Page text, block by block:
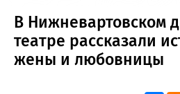
В Нижневартовском
театре рассказали
жены и любовницы